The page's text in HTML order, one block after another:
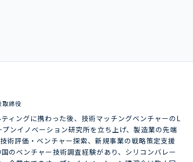
締役
ィングに携わった後、技術マッチングベンチャーのL
ンイノベーション研究所を立ち上げ、製造業の先端
術評価・ベンチャー探索、新規事業の戦略策定支援
のベンチャー技術調査経験があり、シリコンバレー